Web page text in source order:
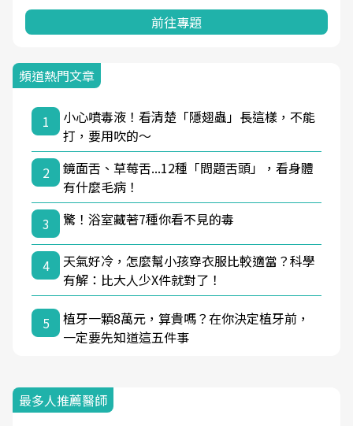
前往專題
頻道熱門文章
1
小心噴毒液！看清楚「隱翅蟲」長這樣，不能
打，要用吹的～
2
鏡面舌、草莓舌...12種「問題舌頭」，看身體
有什麼毛病！
3
驚！浴室藏著7種你看不見的毒
4
天氣好冷，怎麼幫小孩穿衣服比較適當？科學
有解：比大人少X件就對了！
5
植牙一顆8萬元，算貴嗎？在你決定植牙前，
一定要先知道這五件事
最多人推薦醫師